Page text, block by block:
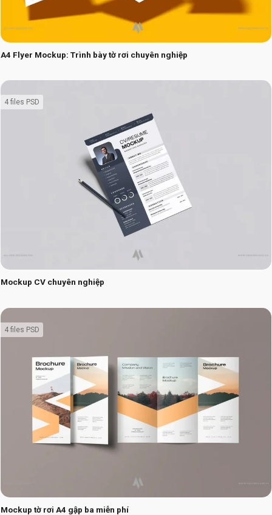
A4 Flyer Mockup: Trình bày tờ rơi chuyên nghiệp
Mockup CV chuyên nghiệp
4 files PSD
Mockup tờ rơi A4 gập ba miễn phí
4 files PSD